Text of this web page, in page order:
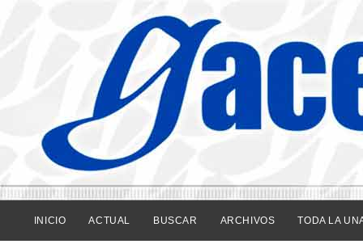
INICIO ACTUAL BUSCAR ARCHIVOS TODA LA